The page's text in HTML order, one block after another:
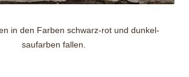
in den Farben schwarz-rot und dunkel-
saufarben fallen.